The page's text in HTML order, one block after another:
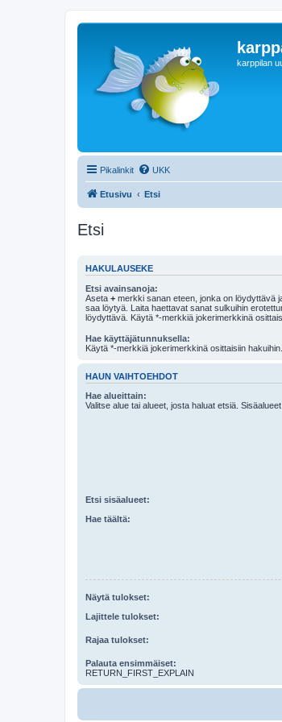
karppilan
Pikalinkit UKK
Etusivu Etsi
Etsi
HAKULAUSEKE
Etsi avainsanoja:
Aseta + merkki sanan eteen, jonka on löydyttävä
saa löytyä. Laita haettavat sanat sulkuihin
löydyttävä. Käytä *-merkkiä jokerimerkkinä
Hae käyttäjätunnuksella:
Käytä *-merkkiä jokerimerkkinä osittaisiin hakuihin.
HAUN VAIHTOEHDOT
Hae alueittain:
Valitse alue tai alueet, josta haluat etsiä.
Etsi sisäalueet:
Hae täältä:
Näytä tulokset:
Lajittele tulokset:
Rajaa tulokset:
Palauta ensimmäiset:
RETURN_FIRST_EXPLAIN